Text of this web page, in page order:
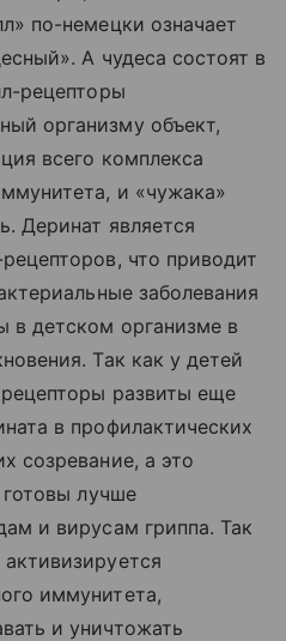
по-немецки означает
А чудеса состоят в
рецепторы
организму объект,
всего комплекса
и «чужака»
Деринат является
что приводит
заболевания
в детском организме в
Так как у детей
развиты еще
в профилактических
созревание, а это
готовы лучше
и вирусам гриппа. Так
иммунитета,
и уничтожать